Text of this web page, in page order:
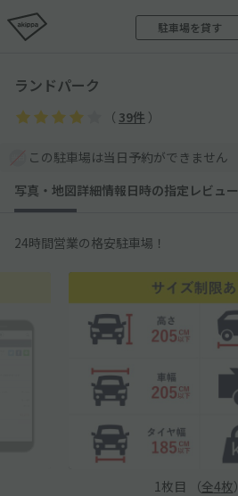
駐車場を貸す
ランドパーク
（ 39件 ）
この駐車場は当日予約ができません
写真・地図詳細情報日時の指定 レビュー
24時間営業の格安駐車場！
1 枚目 （全4枚）